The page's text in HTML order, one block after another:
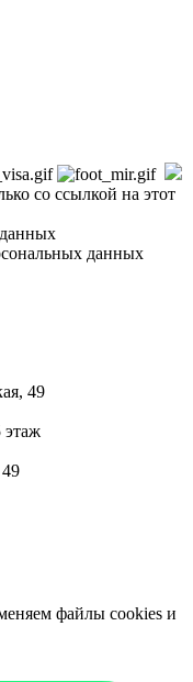
со ссылкой на этот
данных
49
этаж
файлы cookies и